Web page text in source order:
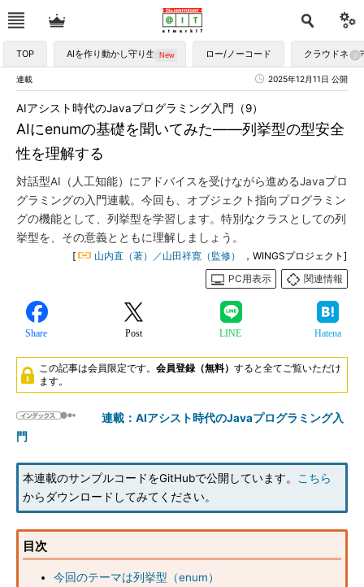
TOP AIを作り動かし守り生かす ロー/ノーコード クラウドネイ
連載 2025年12月11日 公開
AIにenumの基礎を聞いてみた――列挙型の型安全
性を理解する
AIアシスト時代のJavaプログラミング入門（9）
対話型AI（人工知能）にアドバイスを受けながら進めるJavaプロ
グラミングの入門連載。今回も、オブジェクト指向プログラミン
グの機能として、列挙型を学習します。特別なクラスとしての列
挙型を、その意義とともに理解しましょう。
[ 山内直（著）／山田祥寛（監修）
，WINGSプロジェクト]
PC用表示
関連情報
Share Post LINE Hatena
この記事は会員限定です。 会員登録（無料） すると全てご覧いただけ
ます。
連載：AIアシスト時代のJavaプログラミング入
門
本連載のサンプルコードをGitHubで公開しています。
こちら
からダウンロードしてみてください。
目次
今回のテーマは列挙型（enum）